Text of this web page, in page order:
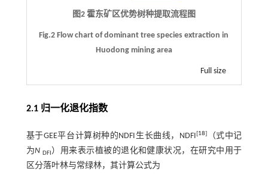
图2 霍东矿区优势树种提取流程图
Fig.2 Flow chart of dominant tree species extraction in
Huodong mining area
Full size
2.1 归一化退化指数
基于GEE平台计算树种的NDFI生长曲线，NDFI[18]
（式中记
为N DFI ）用来表示植被的退化和健康状况，在研究中用于
区分落叶林与常绿林，其计算公式为